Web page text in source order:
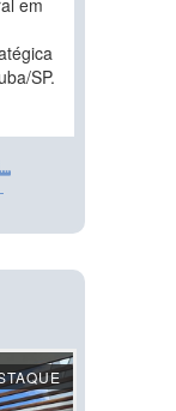
em
SP.
-